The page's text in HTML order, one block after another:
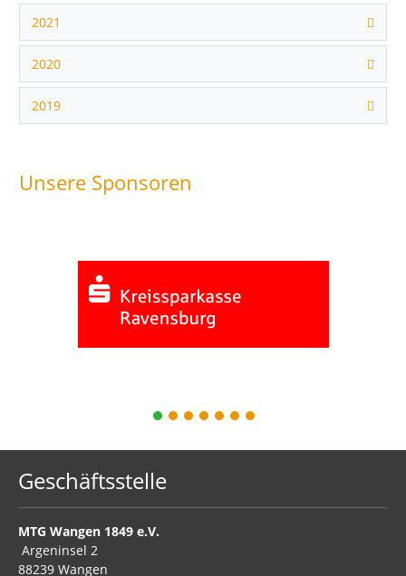
2021
2020
2019
Unsere Sponsoren
1 2 3 4 5 6 7
Geschäftsstelle
MTG Wangen 1849 e.V.
Argeninsel 2
88239 Wangen